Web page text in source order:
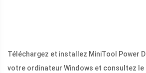
Téléchargez et installez MiniTool Power
votre ordinateur Windows et consultez